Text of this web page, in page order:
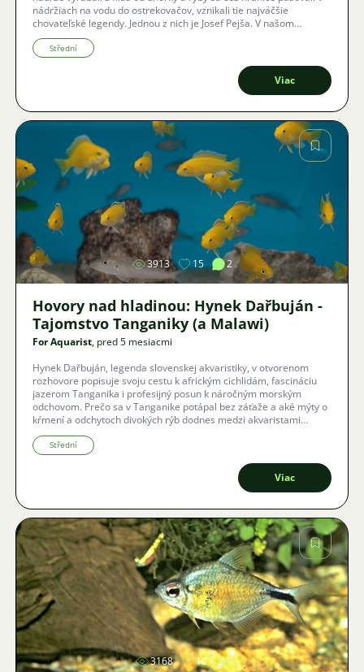
nádržiach na vodu do ostrekovačov, vznikali tie najväčšie
chovateľské legendy. Jednou z nich je Josef Pejša. V našom
rozhovore nás prevedie fascinujúcou cestou od prvých guppies v
päťlitrových „elementkách“ až po absolútne víťazstvo v kráľovskej
disciplíne – šľachtenie terčovcov. Ako sa rodí svetový úspech z
Střední
Viac
Obrázok
3913 15 2
Hovory nad hladinou: Hynek Dařbuján -
Tajomstvo Tanganiky (a Malawi)
For Aquarist, pred 5 mesiacmi
Hynek Dařbuján, legenda slovenskej akvaristiky, v otvorenom
rozhovore popisuje svoju cestu k africkým cichlidám, fascináciu
jazerom Tanganika i profesijný posun k náročným morským
odchovom. Prečo sa v Tanganike potápal bez záťaže a aké mýty o
kŕmení a odchytoch divokých rýb dodnes medzi akvaristami
kolujú? Ponořte sa do príbehu muža, pre ktorého je akvaristika
celoživotnou výzvou i splneným snom.
Střední
Viac
Obrázok
3168 10